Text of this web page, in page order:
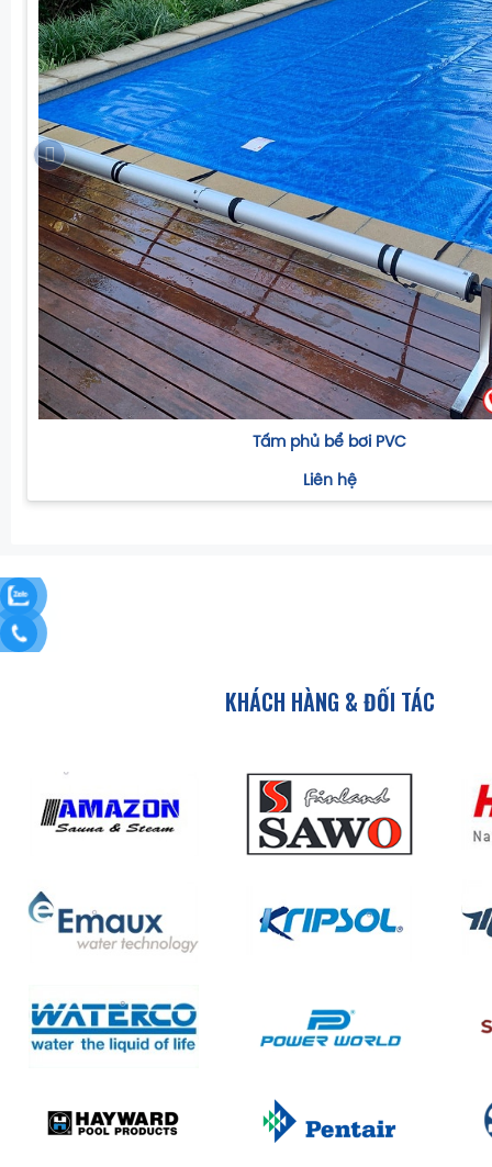
Tấm phủ bể bơi PVC
Liên hệ
KHÁCH HÀNG & ĐỐI TÁC